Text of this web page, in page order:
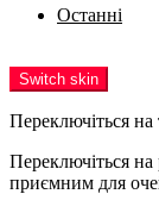
Останні
Switch skin
Переключіться
Переключіться
приємним для